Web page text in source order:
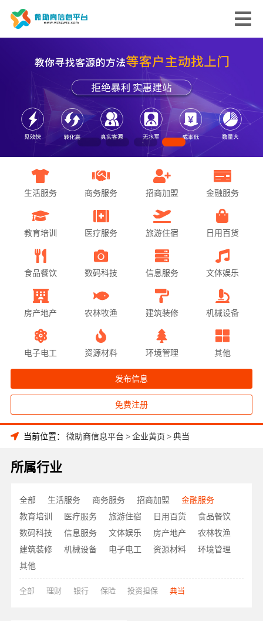
生活服务 商务服务 招商加盟 金融服务
教育培训 医疗服务 旅游住宿 日用百货
食品餐饮 数码科技 信息服务 文体娱乐
房产地产 农林牧渔 建筑装修 机械设备
电子电工 资源材料 环境管理 其他
发布信息
免费注册
当前位置： 微助商信息平台 >企业黄页 >典当
所属行业
全部 生活服务 商务服务 招商加盟
金融服务
教育培训
医疗服务 旅游住宿 日用百货
食品餐饮
数码科技
信息服务 文体娱乐 房产地产
农林牧渔
建筑装修
机械设备 电子电工 资源材料
环境管理
其他
全部 理财 银行 保险 投资担保 典当